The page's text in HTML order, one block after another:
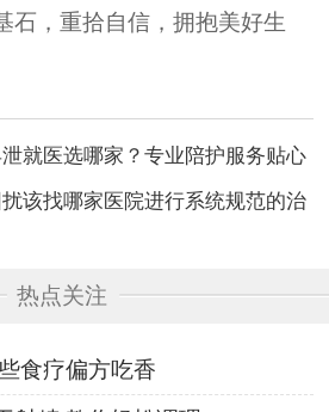
石，重拾自信，拥抱美好生
就医选哪家？专业陪护服务贴心
该找哪家医院进行系统规范的治
热点关注
食疗偏方吃香